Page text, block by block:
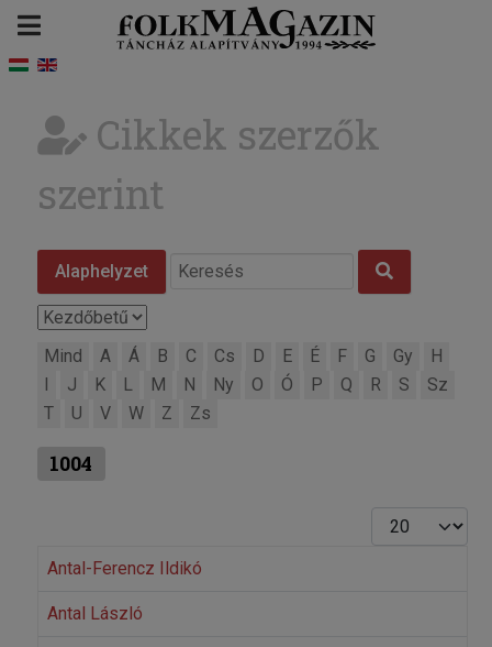
Cikkek szerzők
szerint
Alaphelyzet
Mind A Á B C Cs D E É F G Gy
H
J K L M N Ny O Ó P Q R S
Sz
T
U V W Z Zs
1004
Tételek #
Antal-Ferencz Ildikó
Antal László